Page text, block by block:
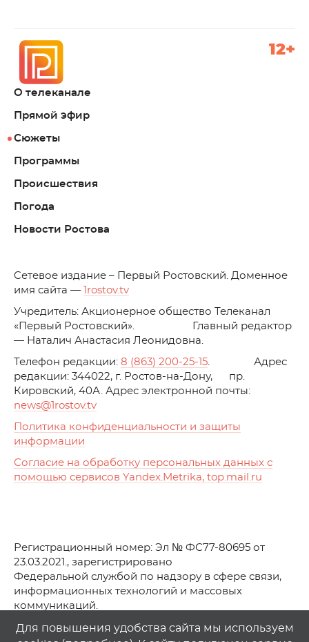
О телеканале
Прямой эфир
Сюжеты
Программы
Происшествия
Погода
Новости Ростова
12+
Cетевое издание – Первый Ростовский. Доменное
имя сайта —
1rostov.tv
Учредитель: Акционерное общество Телеканал
«Первый Ростовский». Главный редактор
— Наталич Анастасия Леонидовна.
Телефон редакции: 8 (863) 200-25-15. Адрес
редакции: 344022, г. Ростов-на-Дону, пр.
Кировский, 40А. Адрес электронной почты:
news@1rostov.tv
Политика конфиденциальности и защиты
информации
Согласие на обработку персональных данных с
помощью сервисов Yandex.Metrika, top.mail.ru
Регистрационный номер: Эл № ФС77-80695 от
23.03.2021., зарегистрировано
Федеральной службой по надзору в сфере связи,
информационных технологий и массовых
коммуникаций.
© АО Телеканал «Первый Ростовский» (2021-2025)
Для повышения удобства сайта мы используем